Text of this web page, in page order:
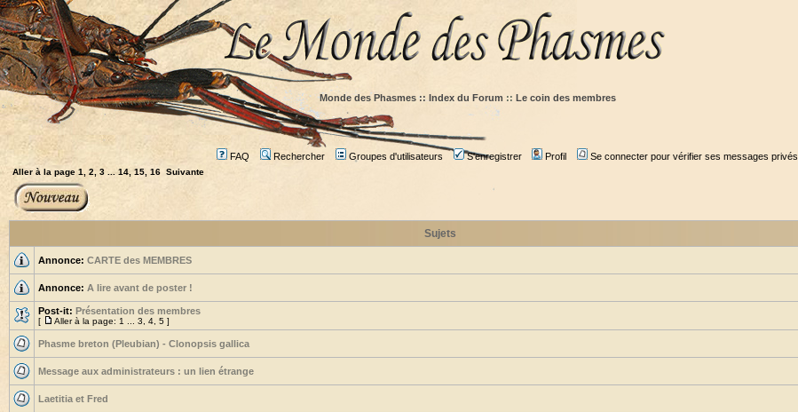
Monde des Phasmes :: Index du Forum :: Le coin des membres
FAQ Rechercher Groupes d'utilisateurs S'enregistrer Profil Se connecter pour vérifier ses messages privés
Aller à la page 1 2 3 ...14 15 16 Suivante
Sujets
Annonce: CARTE des MEMBRES
Annonce: A lire avant de poster !
Post-it: Présentation des membres
[ Aller à la page: 1 3 4 5 ]
Phasme breton (Pleubian) - Clonopsis gallica
Message aux administrateurs : un lien étrange
Laetitia et Fred